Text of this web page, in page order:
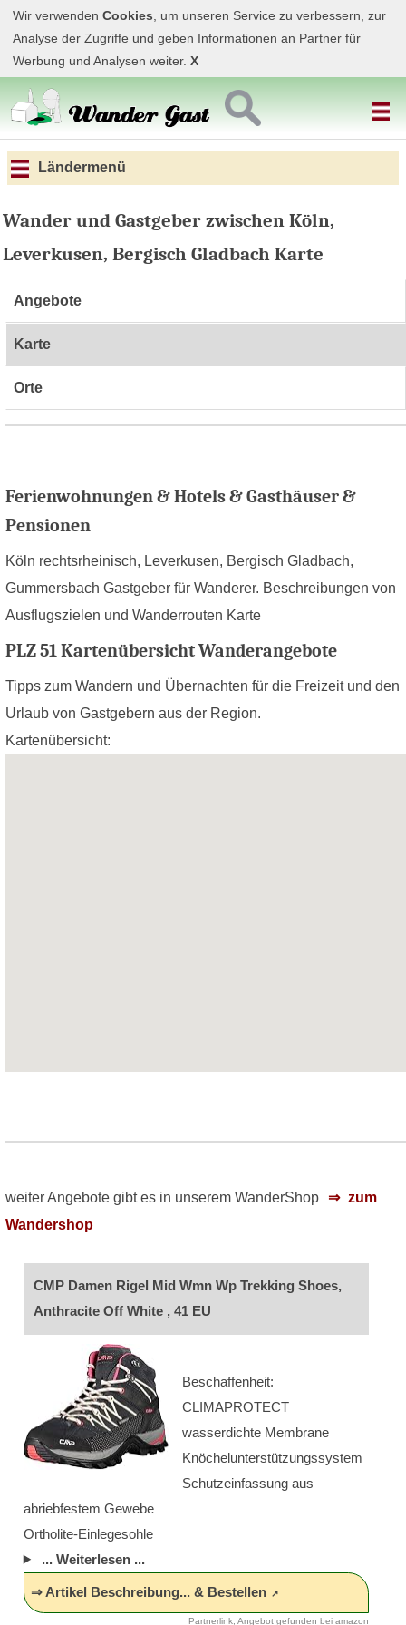
Wir verwenden Cookies , um unseren Service zu verbessern, zur
Analyse der Zugriffe und geben Informationen an Partner für
Werbung und Analysen weiter. X
Ländermenü
Wander und Gastgeber zwischen Köln,
Leverkusen, Bergisch Gladbach Karte
Angebote
Karte
Orte
Ferienwohnungen & Hotels & Gasthäuser &
Pensionen
Köln rechtsrheinisch, Leverkusen, Bergisch Gladbach,
Gummersbach Gastgeber für Wanderer. Beschreibungen von
Ausflugszielen und Wanderrouten Karte
PLZ 51 Kartenübersicht Wanderangebote
Tipps zum Wandern und Übernachten für die Freizeit und den
Urlaub von Gastgebern aus der Region.
Kartenübersicht:
weiter Angebote gibt es in unserem WanderShop
zum
Wandershop
CMP Damen Rigel Mid Wmn Wp Trekking Shoes,
Anthracite Off White , 41 EU
Beschaffenheit:
CLIMAPROTECT
wasserdichte Membrane
Knöchelunterstützungssystem
Schutzeinfassung aus
abriebfestem Gewebe
Ortholite-Einlegesohle
... Weiterlesen ...
⇒ Artikel Beschreibung... & Bestellen
Partnerlink, Angebot gefunden bei amazon